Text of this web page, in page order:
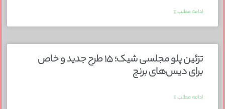
ادامه مطلب »
تزئین پلو مجلسی شیک؛ ۱۵ طرح جدید و خاص
برای دیس‌های برنج
ادامه مطلب »